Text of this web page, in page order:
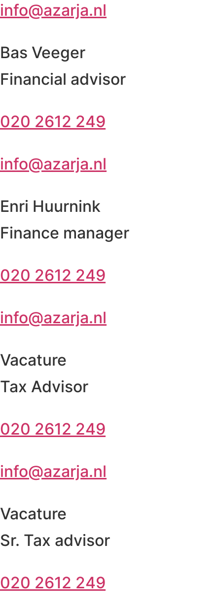
info@azarja.nl
Bas Veeger
Financial advisor
020 2612 249
info@azarja.nl
Enri Huurnink
Finance manager
020 2612 249
info@azarja.nl
Vacature
Tax Advisor
020 2612 249
info@azarja.nl
Vacature
Sr. Tax advisor
020 2612 249